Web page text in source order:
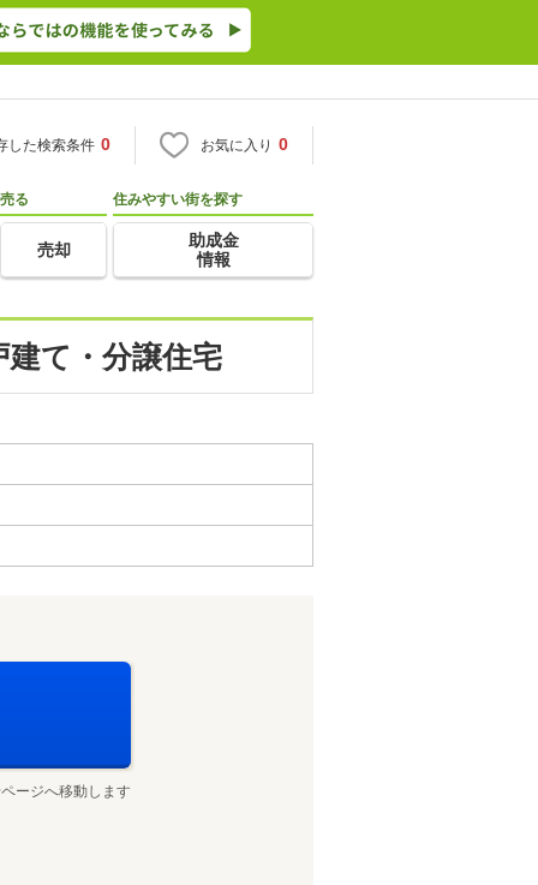
した検索条件 0 お気に入り 0
売る
売却
住みやすい街を探す
助成金
情報
建て・分譲住宅
ージへ移動します